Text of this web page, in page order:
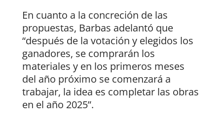
En cuanto a la concreción de las
propuestas, Barbas adelantó que
“después de la votación y elegidos los
ganadores, se comprarán los
materiales y en los primeros meses
del año próximo se comenzará a
trabajar, la idea es completar las obras
en el año 2025”.